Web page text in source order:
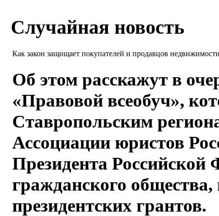
Случайная новость
Как закон защищает покупателей и продавцов
Об этом расскажут в
«Правовой всеобуч»,
Ставропольским
Ассоциации юристов
Президента Российской
гражданского
президентских грантов.